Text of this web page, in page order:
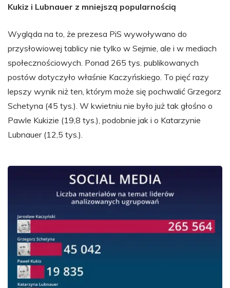
Kukiz i Lubnauer z mniejszą popularnością
Wygląda na to, że prezesa PiS wywoływano do
przysłowiowej tablicy nie tylko w Sejmie, ale i w mediach
społecznościowych. Ponad 265 tys. publikowanych
postów dotyczyło właśnie Kaczyńskiego. To pięć razy
lepszy wynik niż ten, którym może się pochwalić Grzegorz
Schetyna (45 tys.). W kwietniu nie było już tak głośno o
Pawle Kukizie (19,8 tys.), podobnie jak i o Katarzynie
Lubnauer (12,5 tys.).